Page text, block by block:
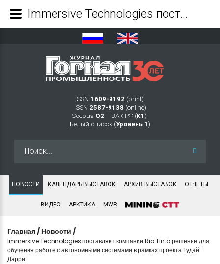
ISSN 1609-9192 (print)
ISSN 2587-9138 (online)
Scopus Q2 Ι ВАК РФ (K1 )
Белый список (Уровень 1 )
НОВОСТИ КАЛЕНДАРЬ ВЫСТАВОК АРХИВ ВЫСТАВОК ОТЧЕТЫ
ВИДЕО АРКТИКА MWR
Главная / Новости /
Immersive Technologies поставляет компании Rio Tinto решение для
обучения работе с автономными системами в рамках проекта Гудай-
Дарри
Immersive Technologies поставляет компании Rio Tinto решение для обучения работе с автономными системами в рамках проекта Гудай-Дарри - Журнал Горная промышленность